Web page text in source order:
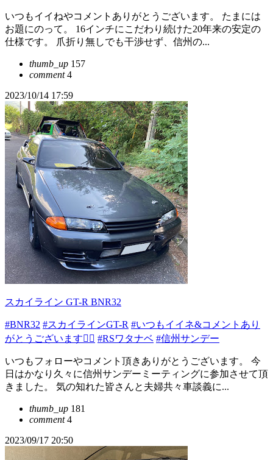
いつもイイねやコメントありがとうございます。 たまには
お題にのって。 16インチにこだわり続けた20年来の安定の
仕様です。 爪折り無しでも干渉せず、信州の...
thumb_up 157
comment4
2023/10/14 17:59
スカイライン GT-R BNR32
#BNR32 #スカイラインGT-R #いつもイイネ&コメントあり
がとうございます🙇‍♂️ #RSワタナベ #信州サンデー
いつもフォローやコメント頂きありがとうございます。 今
日はかなり久々に信州サンデーミーティングに参加させて頂
きました。 気の知れた皆さんと夫婦共々車談義に...
thumb_up 181
comment4
2023/09/17 20:50